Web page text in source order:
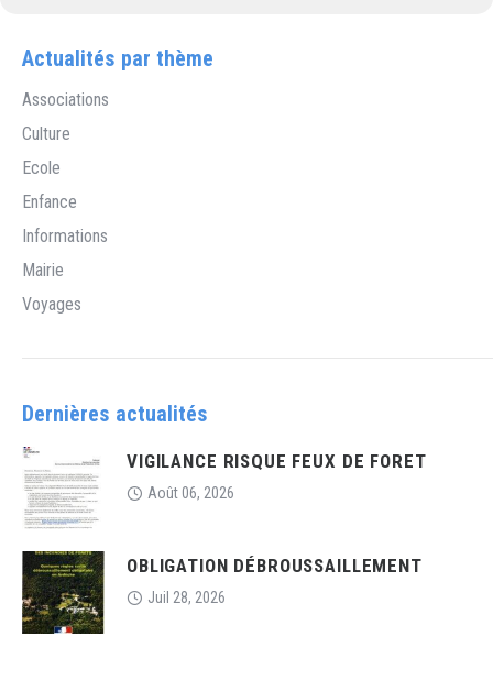
Actualités par thème
Associations
Culture
Ecole
Enfance
Informations
Mairie
Voyages
Dernières actualités
VIGILANCE RISQUE FEUX DE FORET
Août 06, 2026
OBLIGATION DÉBROUSSAILLEMENT
Juil 28, 2026